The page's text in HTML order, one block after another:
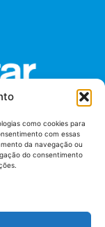
como cookies para
com essas
da navegação ou
do consentimento
Externo -
Qd. 04, Lt. 01
Sala S04